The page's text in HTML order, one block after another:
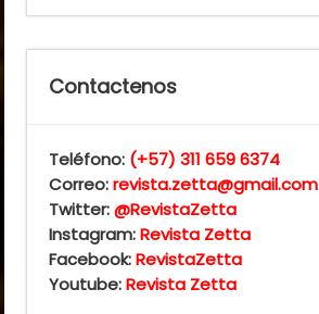
Contactenos
Teléfono: (+57) 311 659 6374
Correo:revista.zetta@gmail.com
Twitter:@RevistaZetta
Instagram:Revista Zetta
Facebook:RevistaZetta
Youtube:Revista Zetta